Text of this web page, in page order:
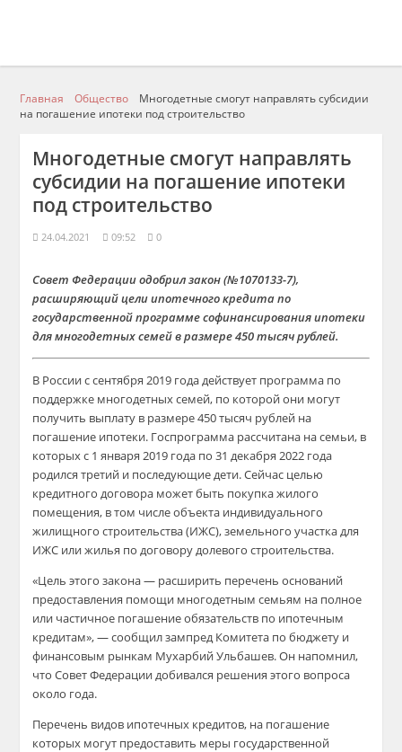
Главная Общество
Многодетные смогут направлять субсидии
на погашение ипотеки под строительство
Многодетные смогут направлять
субсидии на погашение ипотеки
под строительство
24.04.2021 09:52 0
Совет Федерации одобрил закон (№1070133-7),
расширяющий цели ипотечного кредита по
государственной программе софинансирования ипотеки
для многодетных семей в размере 450 тысяч рублей.
В России с сентября 2019 года действует программа по
поддержке многодетных семей, по которой они могут
получить выплату в размере 450 тысяч рублей на
погашение ипотеки. Госпрограмма рассчитана на семьи, в
которых с 1 января 2019 года по 31 декабря 2022 года
родился третий и последующие дети. Сейчас целью
кредитного договора может быть покупка жилого
помещения, в том числе объекта индивидуального
жилищного строительства (ИЖС), земельного участка для
ИЖС или жилья по договору долевого строительства.
«Цель этого закона — расширить перечень оснований
предоставления помощи многодетным семьям на полное
или частичное погашение обязательств по ипотечным
кредитам», — сообщил зампред Комитета по бюджету и
финансовым рынкам Мухарбий Ульбашев. Он напомнил,
что Совет Федерации добивался решения этого вопроса
около года.
Перечень видов ипотечных кредитов, на погашение
которых могут предоставить меры государственной